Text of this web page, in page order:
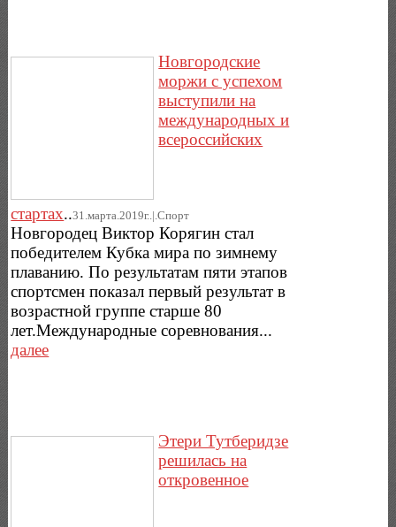
Новгородские
моржи с успехом
выступили на
международных и
всероссийских
стартах..31.марта.2019г..|.Спорт
Новгородец Виктор Корягин стал
победителем Кубка мира по зимнему
плаванию. По результатам пяти этапов
спортсмен показал первый результат в
возрастной группе старше 80
лет.Международные соревнования...
далее
Этери Тутберидзе
решилась на
откровенное